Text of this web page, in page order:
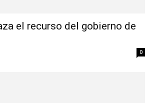
el recurso del gobierno de
0